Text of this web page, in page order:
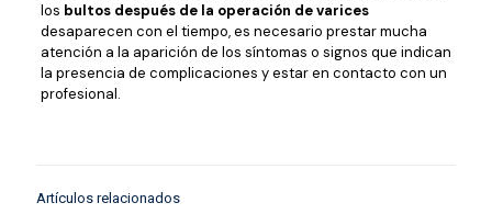
los bultos después de la operación de varices
desaparecen con el tiempo, es necesario prestar mucha
atención a la aparición de los síntomas o signos que indican
la presencia de complicaciones y estar en contacto con un
profesional.
Artículos relacionados